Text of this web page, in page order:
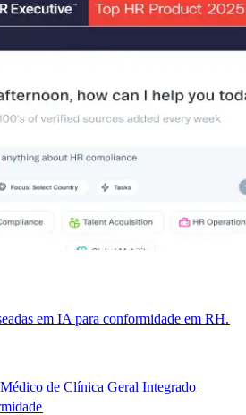
em IA para conformidade em RH.​​
Médico de Clínica Geral Integrado​​